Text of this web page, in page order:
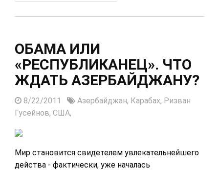
ОБАМА ИЛИ
«РЕСПУБЛИКАНЕЦ». ЧТО
ЖДАТЬ АЗЕРБАЙДЖАНУ?
8/22/2011 Азербайджан, Карабах, Ризван
Гусейнов, США,
Мир становится свидетелем увлекательнейшего
действа - фактически, уже началась